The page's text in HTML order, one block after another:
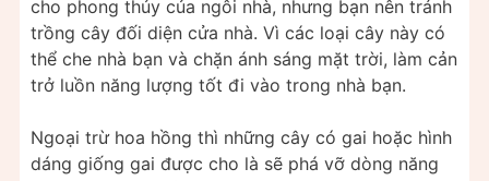
cho phong thủy của ngôi nhà, nhưng bạn nên tránh
trồng cây đối diện cửa nhà. Vì các loại cây này có
thể che nhà bạn và chặn ánh sáng mặt trời, làm cản
trở luồn năng lượng tốt đi vào trong nhà bạn.
Ngoại trừ hoa hồng thì những cây có gai hoặc hình
dáng giống gai được cho là sẽ phá vỡ dòng năng